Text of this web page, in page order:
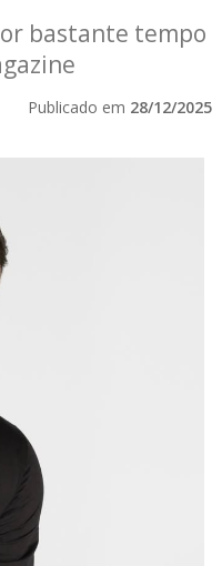
bastante tempo
Publicado em 28/12/2025